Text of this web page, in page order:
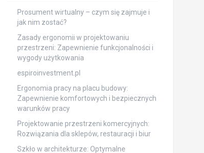
Prosument wirtualny – czym się zajmuje i
jak nim zostać?
Zasady ergonomii w projektowaniu
przestrzeni: Zapewnienie funkcjonalności i
wygody użytkowania
espiroinvestment.pl
Ergonomia pracy na placu budowy:
Zapewnienie komfortowych i bezpiecznych
warunków pracy
Projektowanie przestrzeni komercyjnych:
Rozwiązania dla sklepów, restauracji i biur
Szkło w architekturze: Optymalne